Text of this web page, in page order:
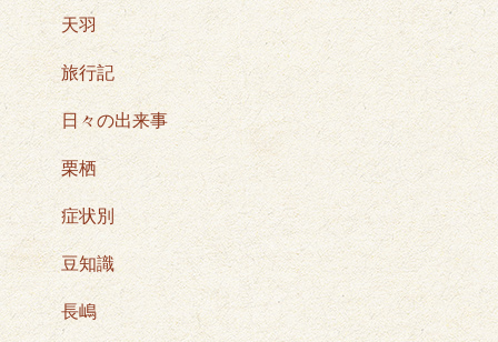
天羽
旅行記
日々の出来事
栗栖
症状別
豆知識
長嶋